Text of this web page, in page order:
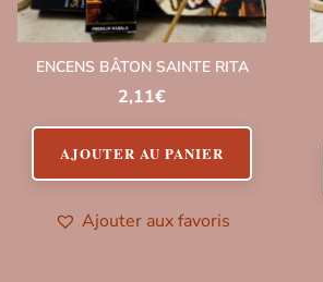
ENCENS BÂTON SAINTE RITA
2,11€
AJOUTER AU PANIER
Ajouter aux favoris